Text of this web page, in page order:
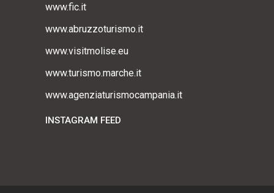
www.fic.it
www.abruzzoturismo.it
www.visitmolise.eu
www.turismo.marche.it
www.agenziaturismocampania.it
INSTAGRAM FEED